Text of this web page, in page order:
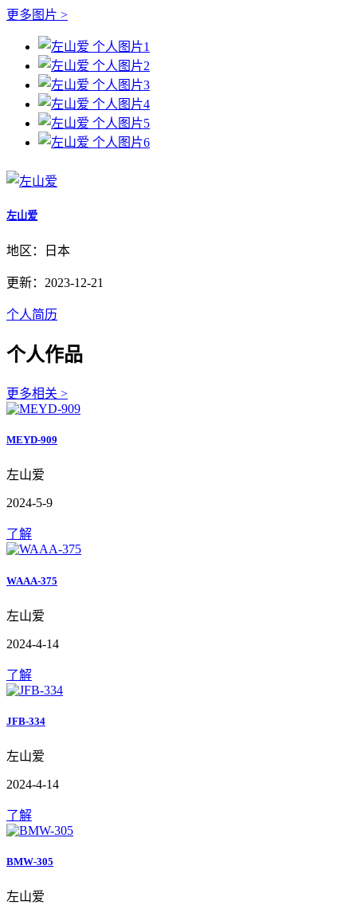
更多图片 >
左山爱
地区：日本
更新：2023-12-21
个人简历
个人作品
更多相关 >
MEYD-909
左山爱
2024-5-9
了解
WAAA-375
左山爱
2024-4-14
了解
JFB-334
左山爱
2024-4-14
了解
BMW-305
左山爱